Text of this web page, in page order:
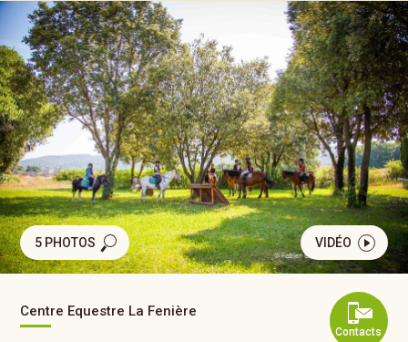
5 PHOTOS VIDÉO
Contacts
Centre Equestre La Fenière